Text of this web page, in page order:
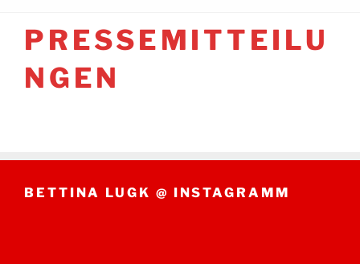
PRESSEMITTEILU
NGEN
BETTINA LUGK @ INSTAGRAMM